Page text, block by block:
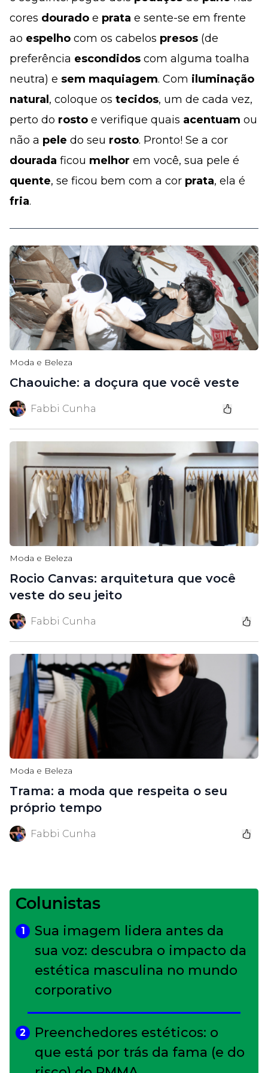
cores dourado e prata e sente-se em frente
ao espelho com os cabelos presos (de
preferência escondidos com alguma toalha
neutra) e sem maquiagem. Com iluminação
natural, coloque os tecidos, um de cada vez,
perto do rosto e verifique quais acentuam ou
não a pele do seu rosto. Pronto! Se a cor
dourada ficou melhor em você, sua pele é
quente, se ficou bem com a cor prata, ela é
fria.
Moda e Beleza
Chaouiche: a doçura que você veste
Fabbi Cunha
Moda e Beleza
Rocio Canvas: arquitetura que você
veste do seu jeito
Fabbi Cunha
Moda e Beleza
Trama: a moda que respeita o seu
próprio tempo
Fabbi Cunha
Colunistas
1
Sua imagem lidera antes da
sua voz: descubra o impacto da
estética masculina no mundo
corporativo
2
Preenchedores estéticos: o
que está por trás da fama (e do